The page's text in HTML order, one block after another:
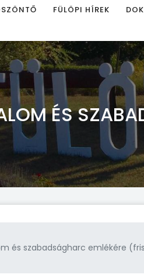
FÜLÖPI HÍREK
ÉS
és szabadságharc emlékére